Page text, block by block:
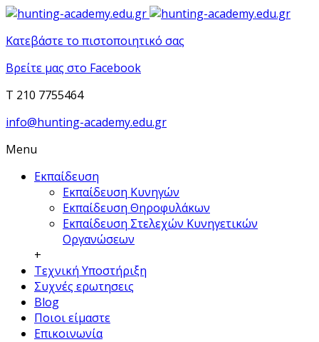
Κατεβάστε το πιστοποιητικό σας
Βρείτε μας στο Facebook
T 210 7755464
info@hunting-academy.edu.gr
Menu
Εκπαίδευση
Εκπαίδευση Κυνηγών
Εκπαίδευση Θηροφυλάκων
Εκπαίδευση Στελεχών Κυνηγετικών
Οργανώσεων
+
Τεχνική Υποστήριξη
Συχνές ερωτησεις
Blog
Ποιοι είμαστε
Επικοινωνία